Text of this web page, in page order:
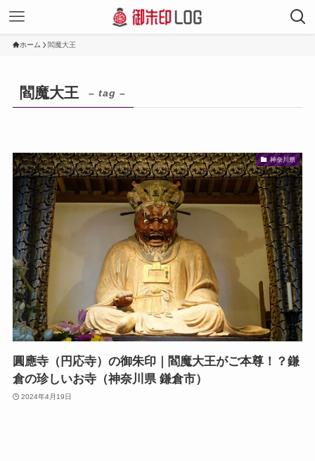
ホーム 閻魔大王
閻魔大王 – tag –
神奈川県
圓應寺（円応寺）の御朱印｜閻魔大王がご本尊！？鎌
倉の珍しいお寺（神奈川県 鎌倉市）
2024年4月19日